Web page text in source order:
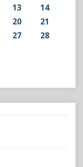
13
14
20
21
27
28